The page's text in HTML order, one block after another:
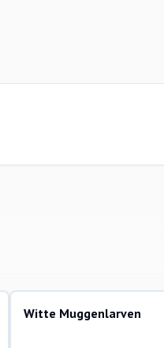
Witte Muggenlarven